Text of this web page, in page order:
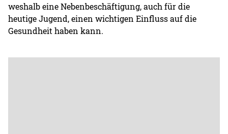
weshalb eine Nebenbeschäftigung, auch für die
heutige Jugend, einen wichtigen Einfluss auf die
Gesundheit haben kann.